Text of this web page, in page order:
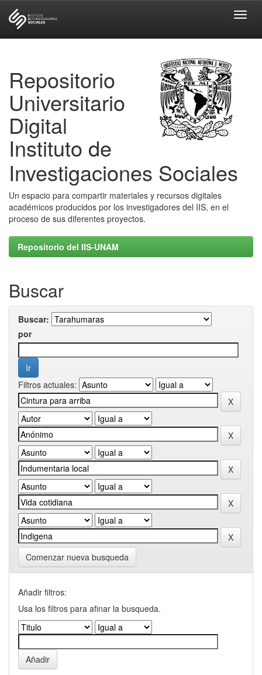
Repositorio
Universitario
Digital
Instituto de
Investigaciones Sociales
Un espacio para compartir materiales y recursos digitales
académicos producidos por los investigadores del IIS, en el
proceso de sus diferentes proyectos.
Repositorio del IIS-UNAM
Buscar
Buscar:
por
Filtros actuales:
Comenzar nueva busqueda
Añadir filtros:
Usa los filtros para afinar la busqueda.